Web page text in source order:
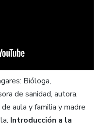
Bióloga,
de sanidad, autora,
aula y familia y madre
Introducción a la